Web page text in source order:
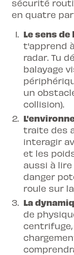
sécurité
en quatre
Le sens
t'apprend
radar. Tu
balayage
un
collision).
traite des
interagir
et les
aussi à
danger
roule sur
La
de